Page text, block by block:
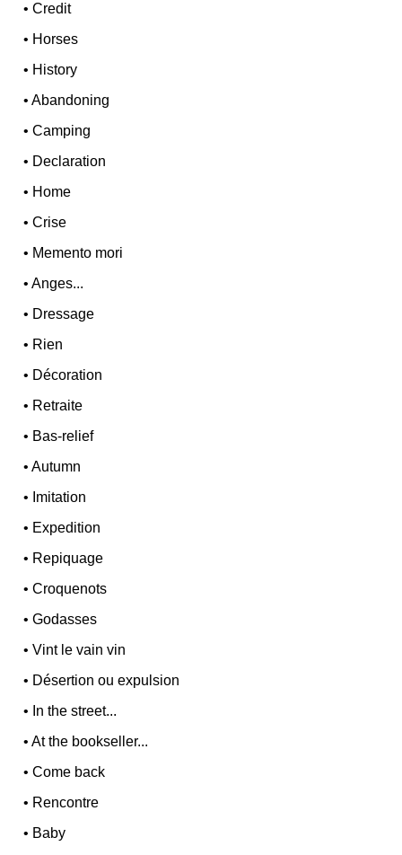
•Credit
• Horses
• History
•Abandoning
•Camping
• Declaration
• Home
•Crise
• Memento mori
•Anges...
• Dressage
• Rien
• Décoration
• Retraite
• Bas-relief
•Autumn
• Imitation
• Expedition
• Repiquage
•Croquenots
•Godasses
•Vint le vain vin
• Désertion ou expulsion
• In the street...
•At the bookseller...
•Come back
• Rencontre
• Baby